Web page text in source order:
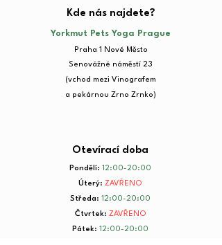
Kde nás najdete?​
Yorkmut Pets Yoga Prague
Praha 1 Nové Město
Senovážné náměstí 23​
(vchod mezi Vinografem
a pekárnou Zrno Zrnko)
Otevírací doba
Pondělí: 12:00-20:00
Úterý: ZAVŘENO
Středa: 12:00-20:00
Čtvrtek: ZAVŘENO
Pátek: 12:00-20:00